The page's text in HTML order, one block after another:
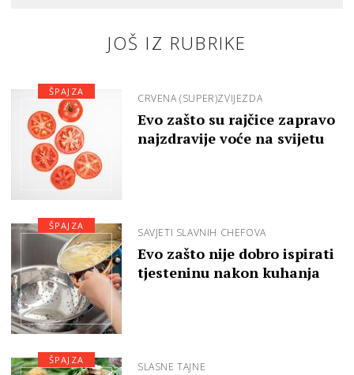
JOŠ IZ RUBRIKE
CRVENA (SUPER)ZVIJEZDA
Evo zašto su rajčice zapravo
najzdravije voće na svijetu
ŠPAJZA
SAVJETI SLAVNIH CHEFOVA
Evo zašto nije dobro ispirati
tjesteninu nakon kuhanja
ŠPAJZA
SLASNE TAJNE
ŠPAJZA